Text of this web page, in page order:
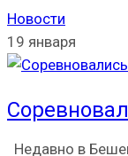
Новости
19 января
Недавно в